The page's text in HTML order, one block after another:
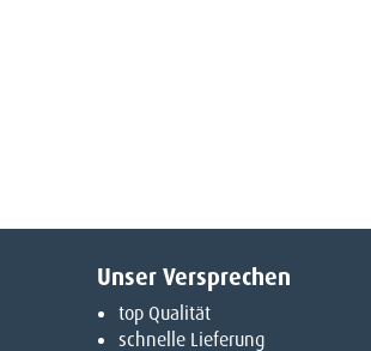
Unser Versprechen
top Qualität
schnelle Lieferung